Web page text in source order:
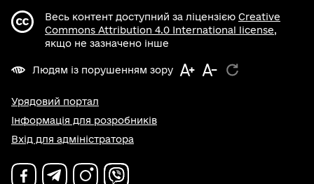
Весь контент доступний за ліцензією Creative
Commons Attribution 4.0 International license,
якщо не зазначено інше
Людям із порушенням зору
Урядовий портал
Інформація для розробників
Вхід для адміністратора